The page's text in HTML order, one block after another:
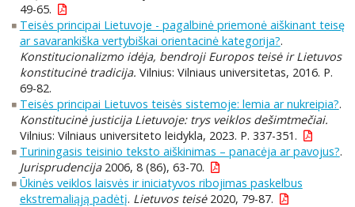
49-65.
Teisės principai Lietuvoje - pagalbinė priemonė aiškinant teisę
ar savarankiška vertybiškai orientacinė kategorija?.
Konstitucionalizmo idėja, bendroji Europos teisė ir Lietuvos
konstitucinė tradicija. Vilnius: Vilniaus universitetas, 2016. P.
69-82.
Teisės principai Lietuvos teisės sistemoje: lemia ar nukreipia?.
Konstitucinė justicija Lietuvoje: trys veiklos dešimtmečiai.
Vilnius: Vilniaus universiteto leidykla, 2023. P. 337-351.
Turiningasis teisinio teksto aiškinimas – panacėja ar pavojus?.
Jurisprudencija2006, 8 (86), 63-70.
Ūkinės veiklos laisvės ir iniciatyvos ribojimas paskelbus
ekstremaliąją padėtį. Lietuvos teisė2020, 79-87.